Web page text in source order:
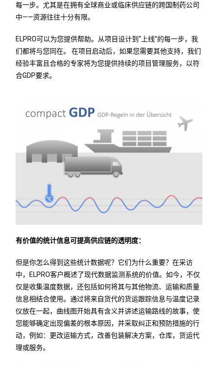
每一步。尤其是在拥有全球商业或临床供应链的跨国制药公司
中——资源往往十分有限。
ELPRO可以为您提供帮助。从项目设计到“上线”的每一步，我
们都将与您同在。 在项目启动后，如果您需要其他支持，我们
经验丰富且合格的专家将为您提供持续的项目管理服务，以符
合GDP要求。
有价值的统计信息可提高供应链的透明度：
但是你怎么得到这些统计数据呢？它们为什么重要？在采访
中，ELPRO客户概述了现代数据监测系统的价值。如今，不仅
仅是收集温度数据，还包括如何将其与其他物流、运输和质量
信息相结合使用。通过将来自货代的货运跟踪信息与温度记录
仪放在一起，曲线图开始具有含义并讲述运输路线的故事，使
您能够确定出现偏差的根本原因，并采取纠正和预防措施的行
动，例如：更改运输方式，改善包装解决方案，仓库，货运代
理或服务。